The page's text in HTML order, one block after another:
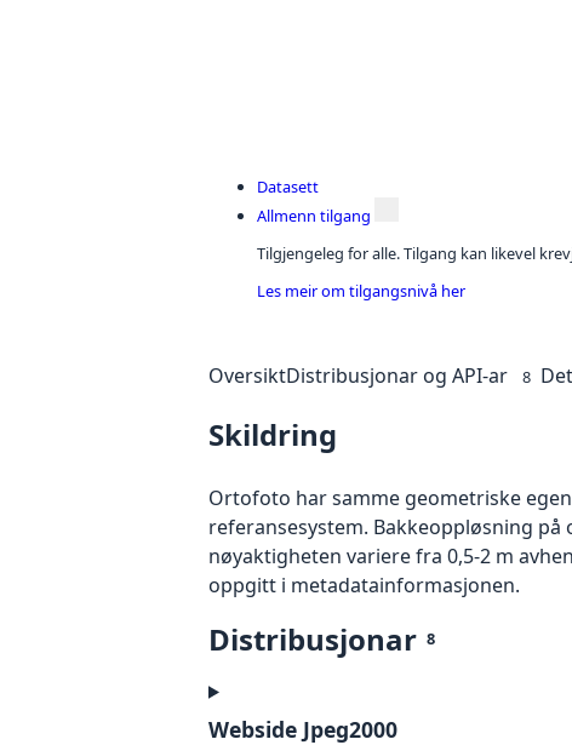
Datasett
Allmenn tilgang
Tilgjengeleg for alle. Tilgang kan likevel
Les meir om tilgangsnivå her
OversiktDistribusjonar og API-ar 8
Skildring
Ortofoto har samme geometriske
referansesystem. Bakkeoppløsning
nøyaktigheten variere fra 0,5-2 m
oppgitt i metadatainformasjonen.
Distribusjonar 8
Webside Jpeg2000